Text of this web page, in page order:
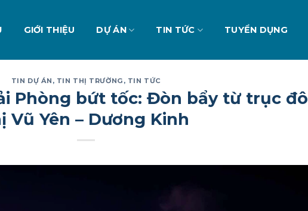
GIỚI THIỆU DỰ ÁN TIN TỨC TUYỂN DỤNG
TIN DỰ ÁN , TIN THỊ TRƯỜNG , TIN TỨC
Phòng bứt tốc: Đòn bẩy từ trục đô
Vũ Yên – Dương Kinh